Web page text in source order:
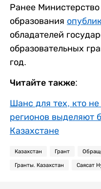
Ранее
образования
обладателей
образовательных
год.
Читайте также:
Шанс для тех, кто
регионов выделяют
Казахстане
Казахстан Грант
Гранты. Казахстан Саясат